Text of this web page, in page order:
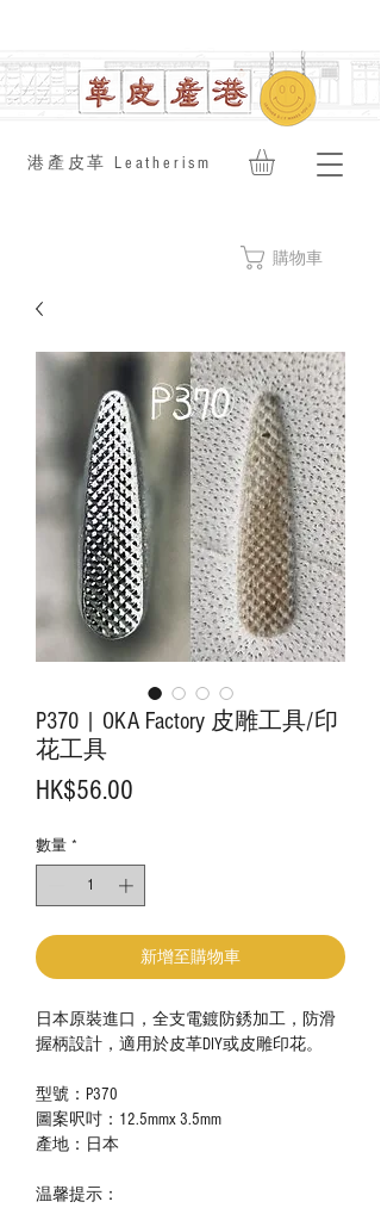
​港產皮革 Leatherism
購物車
P370 | OKA Factory 皮雕工具/印
花工具
HK$56.00
數量 *
新增至購物車
日本原裝進口，全支電鍍防銹加工，防滑
握柄設計，適用於皮革DIY或皮雕印花。
型號：P370
圖案呎吋：12.5mmx 3.5mm
產地：日本
温馨提示：